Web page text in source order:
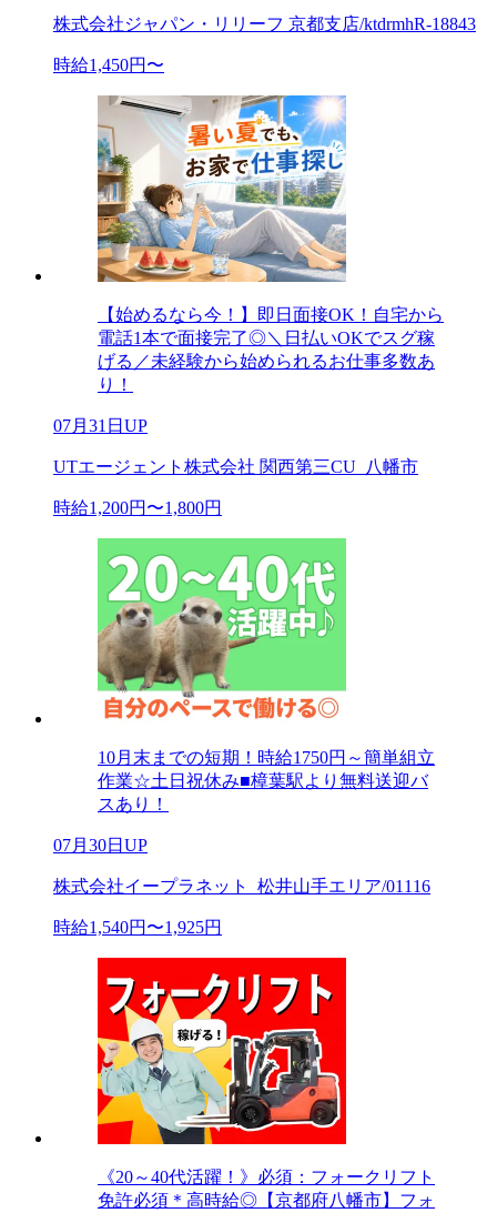
株式会社ジャパン・リリーフ 京都支店/ktdrmhR-18843
時給1,450円〜
【始めるなら今！】即日面接OK！自宅から
電話1本で面接完了◎＼日払いOKでスグ稼
げる／未経験から始められるお仕事多数あ
り！
07月31日UP
UTエージェント株式会社 関西第三CU_八幡市
時給1,200円〜1,800円
10月末までの短期！時給1750円～簡単組立
作業☆土日祝休み■樟葉駅より無料送迎バ
スあり！
07月30日UP
株式会社イープラネット_松井山手エリア/01116
時給1,540円〜1,925円
《20～40代活躍！》必須：フォークリフト
免許必須＊高時給◎【京都府八幡市】フォ